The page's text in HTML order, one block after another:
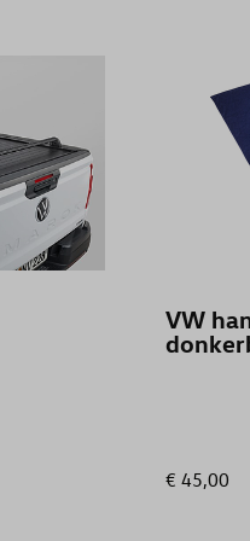
VW
€ 45,00